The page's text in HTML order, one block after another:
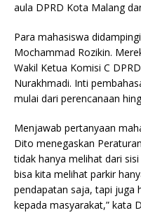
aula DPRD Kota Malang
Para mahasiswa
Mochammad Rozikin.
Wakil Ketua Komisi C
Nurakhmadi. Inti
mulai dari perencanaan
Menjawab pertanyaan
Dito menegaskan
tidak hanya melihat dari
bisa kita melihat parkir
pendapatan saja, tapi juga
kepada masyarakat,” kata